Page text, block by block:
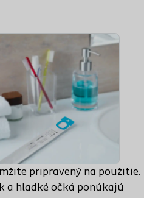
pripravený na použitie.
a hladké očká ponúkajú